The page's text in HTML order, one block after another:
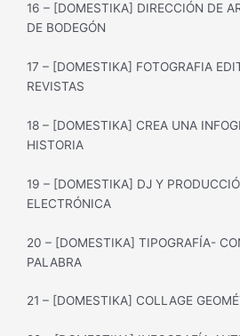
16 – [DOMESTIKA] DIRECCIÓN DE
DE BODEGÓN
17 – [DOMESTIKA] FOTOGRAFIA
REVISTAS
18 – [DOMESTIKA] CREA UNA
HISTORIA
19 – [DOMESTIKA] DJ Y
ELECTRÓNICA
20 – [DOMESTIKA] TIPOGRAFÍA-
PALABRA
21 – [DOMESTIKA] COLLAGE